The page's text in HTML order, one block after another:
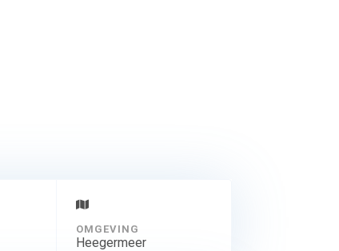
OMGEVING
Heegermeer